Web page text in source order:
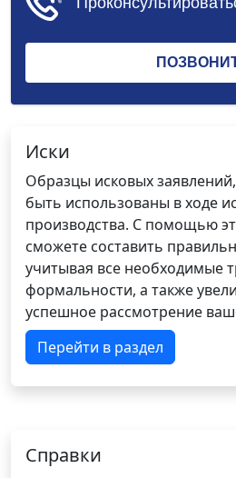
Иски
Образцы исковых
быть использованы в ходе
производства. С помощью
сможете составить
учитывая все необходимые
формальности, а также
успешное рассмотрение
Перейти в раздел
Справки